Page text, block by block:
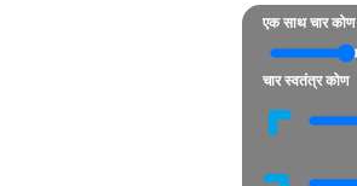
एक साथ चार कोण
चार स्वतंत्र कोण